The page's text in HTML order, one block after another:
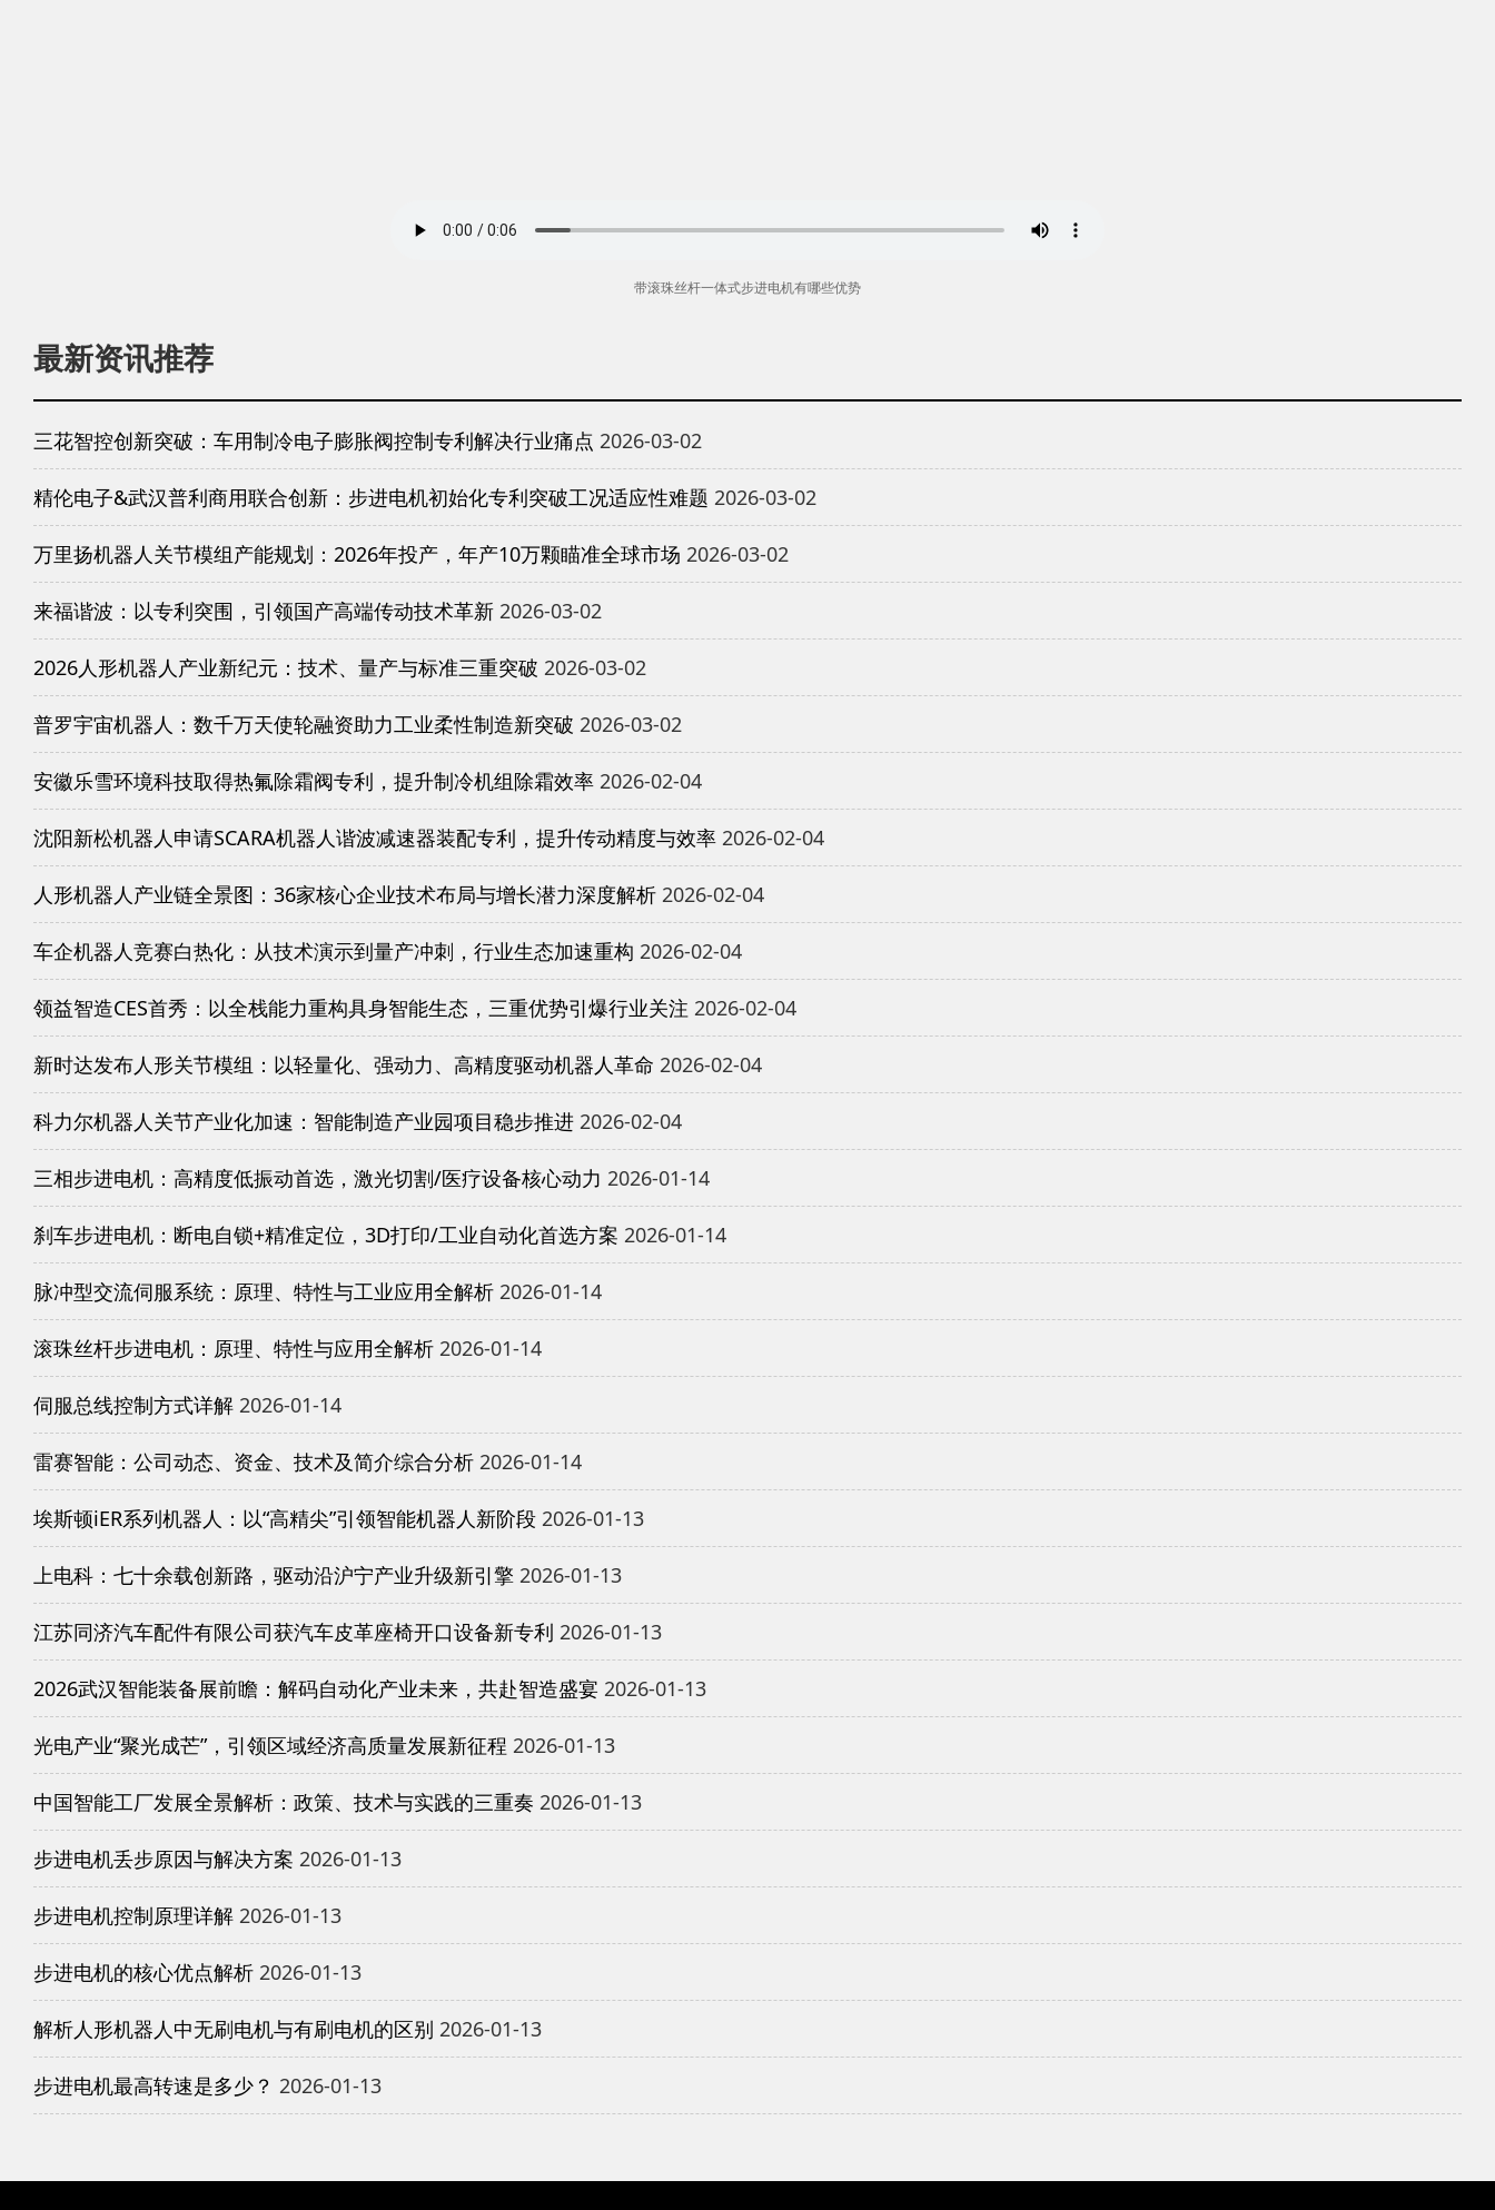
带滚珠丝杆一体式步进电机有哪些优势
最新资讯推荐
三花智控创新突破：车用制冷电子膨胀阀控制专利解决行业痛点 2026-03-02
精伦电子&武汉普利商用联合创新：步进电机初始化专利突破工况适应性难题 2026-03-02
万里扬机器人关节模组产能规划：2026年投产，年产10万颗瞄准全球市场 2026-03-02
来福谐波：以专利突围，引领国产高端传动技术革新 2026-03-02
2026人形机器人产业新纪元：技术、量产与标准三重突破 2026-03-02
普罗宇宙机器人：数千万天使轮融资助力工业柔性制造新突破 2026-03-02
安徽乐雪环境科技取得热氟除霜阀专利，提升制冷机组除霜效率 2026-02-04
沈阳新松机器人申请SCARA机器人谐波减速器装配专利，提升传动精度与效率 2026-02-04
人形机器人产业链全景图：36家核心企业技术布局与增长潜力深度解析 2026-02-04
车企机器人竞赛白热化：从技术演示到量产冲刺，行业生态加速重构 2026-02-04
领益智造CES首秀：以全栈能力重构具身智能生态，三重优势引爆行业关注 2026-02-04
新时达发布人形关节模组：以轻量化、强动力、高精度驱动机器人革命 2026-02-04
科力尔机器人关节产业化加速：智能制造产业园项目稳步推进 2026-02-04
三相步进电机：高精度低振动首选，激光切割/医疗设备核心动力 2026-01-14
刹车步进电机：断电自锁+精准定位，3D打印/工业自动化首选方案 2026-01-14
脉冲型交流伺服系统：原理、特性与工业应用全解析 2026-01-14
滚珠丝杆步进电机：原理、特性与应用全解析 2026-01-14
伺服总线控制方式详解 2026-01-14
雷赛智能：公司动态、资金、技术及简介综合分析 2026-01-14
埃斯顿iER系列机器人：以“高精尖”引领智能机器人新阶段 2026-01-13
上电科：七十余载创新路，驱动沿沪宁产业升级新引擎 2026-01-13
江苏同济汽车配件有限公司获汽车皮革座椅开口设备新专利 2026-01-13
2026武汉智能装备展前瞻：解码自动化产业未来，共赴智造盛宴 2026-01-13
光电产业“聚光成芒”，引领区域经济高质量发展新征程 2026-01-13
中国智能工厂发展全景解析：政策、技术与实践的三重奏 2026-01-13
步进电机丢步原因与解决方案 2026-01-13
步进电机控制原理详解 2026-01-13
步进电机的核心优点解析 2026-01-13
解析人形机器人中无刷电机与有刷电机的区别 2026-01-13
步进电机最高转速是多少？ 2026-01-13